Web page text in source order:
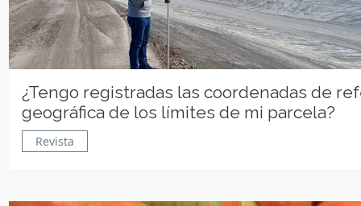
¿Tengo registradas las coordenadas de
geográfica de los límites de mi parcela?
Revista